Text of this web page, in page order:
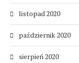
listopad 2020
październik 2020
sierpień 2020